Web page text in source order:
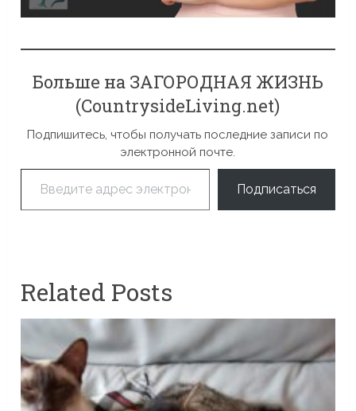
Больше на ЗАГОРОДНАЯ ЖИЗНЬ
(CountrysideLiving.net)
Подпишитесь, чтобы получать последние записи по
электронной почте.
Введите адрес электронной почты…
Подписаться
Related Posts